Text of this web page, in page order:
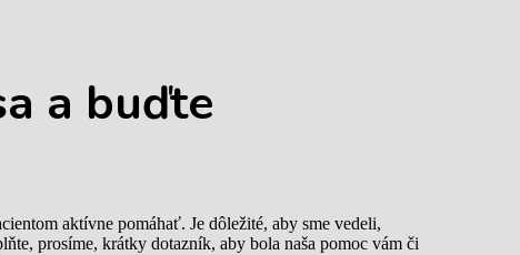
a buďte
aktívne pomáhať. Je dôležité, aby sme vedeli,
prosíme, krátky dotazník, aby bola naša pomoc vám či